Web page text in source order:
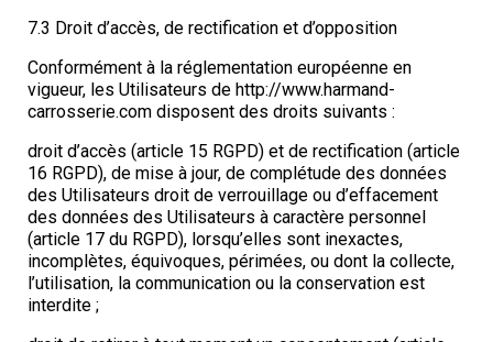
7.3 Droit d’accès, de rectification et d’opposition
Conformément à la réglementation européenne en
vigueur, les Utilisateurs de http://www.harmand-
carrosserie.com disposent des droits suivants :
droit d’accès (article 15 RGPD) et de rectification (article
16 RGPD), de mise à jour, de complétude des données
des Utilisateurs droit de verrouillage ou d’effacement
des données des Utilisateurs à caractère personnel
(article 17 du RGPD), lorsqu’elles sont inexactes,
incomplètes, équivoques, périmées, ou dont la collecte,
l’utilisation, la communication ou la conservation est
interdite ;